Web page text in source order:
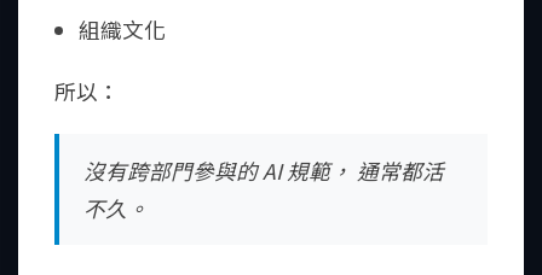
組織文化
所以：
沒有跨部門參與的 AI 規範， 通常都活
不久。